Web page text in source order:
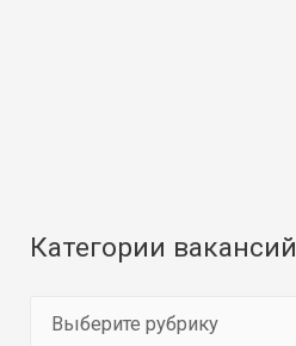
Категории вакансий